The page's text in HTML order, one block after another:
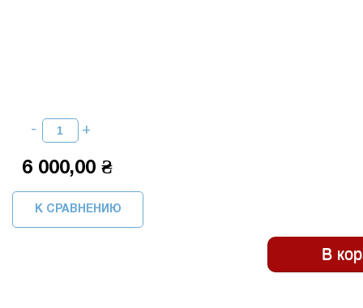
6 000,00 ₴
К СРАВНЕНИЮ